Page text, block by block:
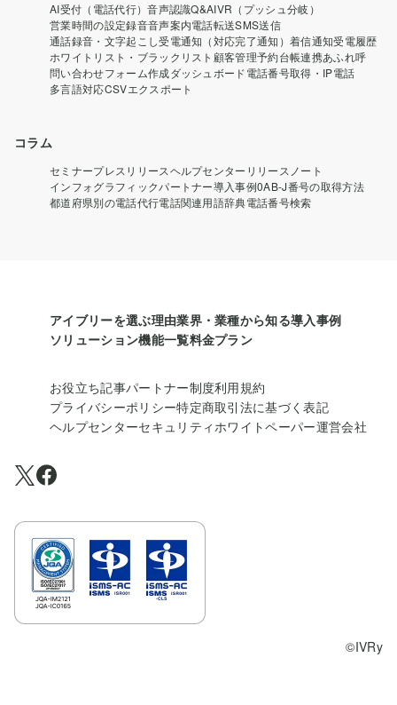
AI受付（電話代行）音声認識Q&AIVR（プッシュ分岐）
営業時間の設定録音音声案内電話転送SMS送信
通話録音・文字起こし受電通知（対応完了通知）着信通知受電履歴
ホワイトリスト・ブラックリスト 顧客管理予約台帳連携あふれ呼
問い合わせフォーム作成ダッシュボード電話番号取得・IP電話
多言語対応CSVエクスポート
コラム
セミナープレスリリースヘルプセンター リリースノート
インフォグラフィックパートナー導入事例0AB-J番号の取得方法
都道府県別の電話代行電話関連用語辞典電話番号検索
アイブリーを選ぶ理由業界・業種から知る導入事例
ソリューション機能一覧料金プラン
お役立ち記事パートナー制度利用規約
プライバシーポリシー特定商取引法に基づく表記
ヘルプセンターセキュリティホワイトペーパー運営会社
©IVRy